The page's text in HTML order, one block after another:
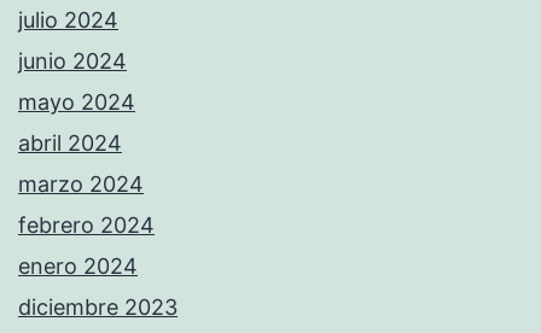
julio 2024
junio 2024
mayo 2024
abril 2024
marzo 2024
febrero 2024
enero 2024
diciembre 2023